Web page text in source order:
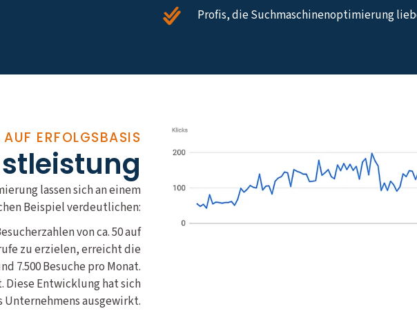
Profis, die Suchmaschinenoptimierung
AUF ERFOLGSBASIS
lassen sich an einem
Beispiel verdeutlichen:
von ca. 50 auf
zu erzielen, erreicht die
7.500 Besuche pro Monat.
Diese Entwicklung hat sich
Unternehmens ausgewirkt.